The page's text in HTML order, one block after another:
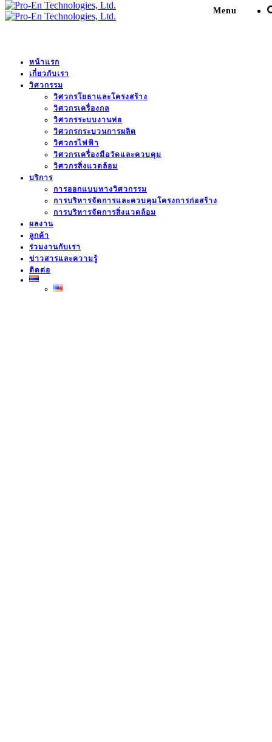
Menu
หน้าแรก
เกี่ยวกับเรา
วิศวกรรม
วิศวกรโยธาและโครงสร้าง
วิศวกรเครื่องกล
วิศวกรระบบงานท่อ
วิศวกรกระบวนการผลิต
วิศวกรไฟฟ้า
วิศวกรเครื่องมือวัดและควบคุม
วิศวกรสิ่งแวดล้อม
บริการ
การออกแบบทางวิศวกรรม
การบริหารจัดการและควบคุมโครงการก่อสร้าง
การบริหารจัดการสิ่งแวดล้อม
ผลงาน
ลูกค้า
ร่วมงานกับเรา
ข่าวสารและความรู้
ติดต่อ
Design Steam Pipeline,
Condensate and Metering
Design.
Pro-En Technologies, Ltd.>Portfolio
อุตสาหกรรมและคลังสินค้า
Condensate and Metering Design.